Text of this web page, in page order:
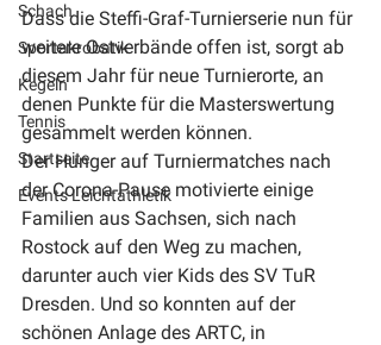
Schach
Sportakrobatik
Kegeln
Tennis
Startseite
Events Leichtathletik
Dass die Steffi-Graf-Turnierserie nun für
weitere Ostverbände offen ist, sorgt ab
diesem Jahr für neue Turnierorte, an
denen Punkte für die Masterswertung
gesammelt werden können.
Der Hunger auf Turniermatches nach
der Corona-Pause motivierte einige
Familien aus Sachsen, sich nach
Rostock auf den Weg zu machen,
darunter auch vier Kids des SV TuR
Dresden. Und so konnten auf der
schönen Anlage des ARTC, in